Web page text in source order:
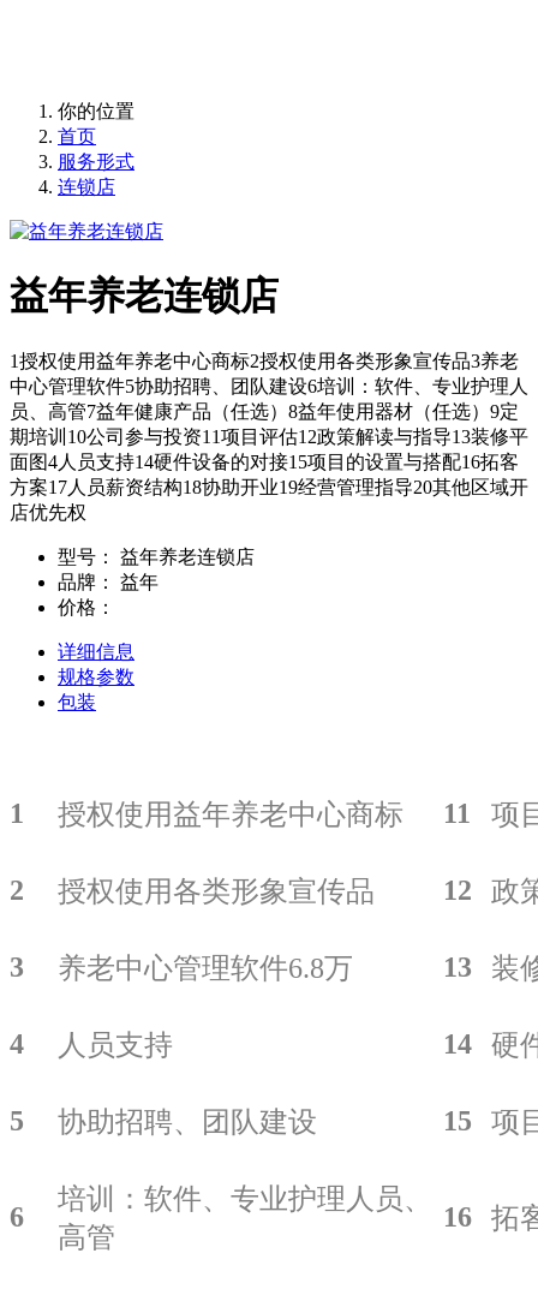
你的位置
首页
服务形式
连锁店
益年养老连锁店
1授权使用益年养老中心商标2授权使用各类形象宣传品3养老
中心管理软件5协助招聘、团队建设6培训：软件、专业护理人
员、高管7益年健康产品（任选）8益年使用器材（任选）9定
期培训10公司参与投资11项目评估12政策解读与指导13装修平
面图4人员支持14硬件设备的对接15项目的设置与搭配16拓客
方案17人员薪资结构18协助开业19经营管理指导20其他区域开
店优先权
型号：
益年养老连锁店
品牌：
益年
价格：
详细信息
规格参数
包装
1 授权使用益年养老中心商标 11 项
2 授权使用各类形象宣传品 12 政
3 养老中心管理软件6.8万 13 装
4 人员支持 14 硬
5 协助招聘、团队建设 15 项
6
培训：软件、专业护理人员、
高管
16 拓